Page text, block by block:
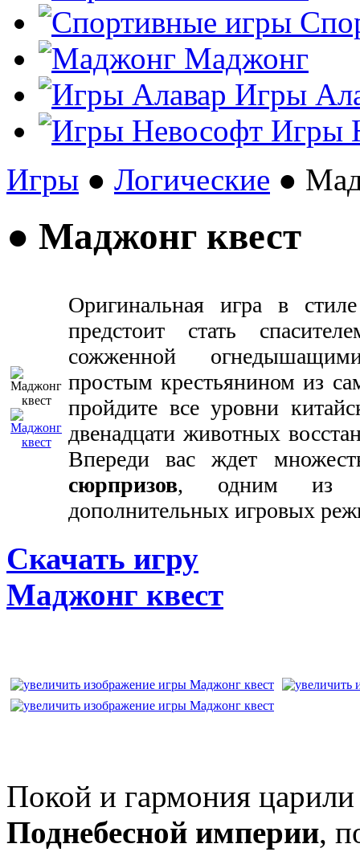
Маджонг
Игры
Игры
Игры ● Логические ●
● Маджонг квест
Оригинальная игра в
предстоит стать
сожженной
простым крестьянином из
пройдите все уровни
двенадцати животных
Впереди вас ждет
сюрпризов, одним из
дополнительных игровых
Скачать игру
Маджонг квест
Покой и гармония царили
Поднебесной империи,